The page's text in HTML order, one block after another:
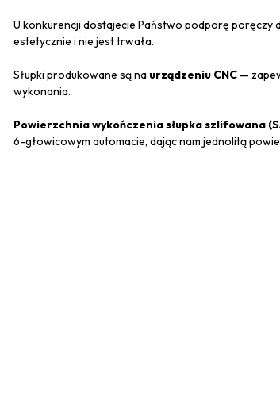
U konkurencji dostajecie Państwo podporę poręczy
estetycznie i nie jest trwała.
Słupki produkowane są na urządzeniu CNC —
wykonania.
Powierzchnia wykończenia słupka szlifowana
6-głowicowym automacie, dając nam jednolitą